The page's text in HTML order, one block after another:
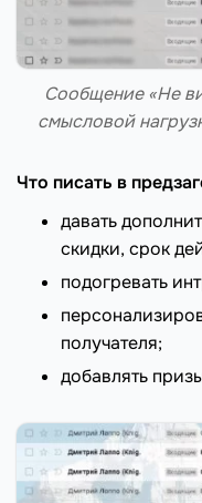
Сообщение «Не
смысловой
Что писать в
давать
скидки, срок
подогревать
получателя;
добавлять